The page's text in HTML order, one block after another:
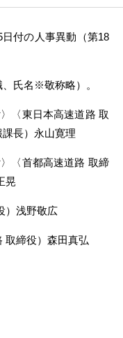
付の人事異動（第18
氏名※敬称略）。
〈東日本高速道路 取
長）永山寛理
〈首都高速道路 取締
晃
）浅野敬広
取締役）森田真弘